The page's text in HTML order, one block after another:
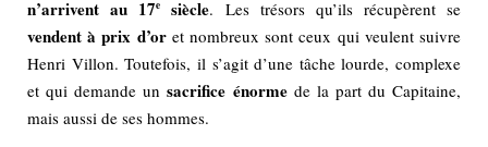
n’arrivent au 17e siècle. Les trésors qu’ils récupèrent se
vendent à prix d’oret nombreux sont ceux qui veulent suivre
Henri Villon. Toutefois, il s’agit d’une tâche lourde, complexe
et qui demande unsacrifice énormede la part du Capitaine,
mais aussi de ses hommes.